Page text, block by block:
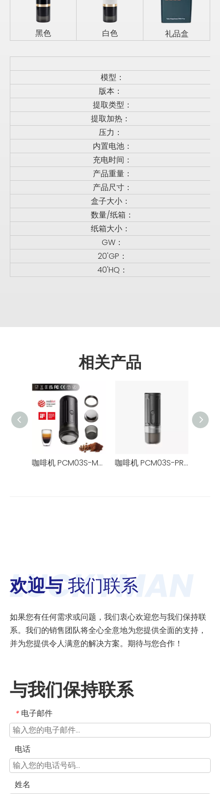
黑色 白色 礼品盒
模型：
版本：
提取类型：
提取加热：
压力：
内置电池：
充电时间：
产品重量：
产品尺寸：
盒子大小：
数量/纸箱：
纸箱大小：
GW：
20'GP：
40'HQ：
相关产品
咖啡机 PCM03S-MAX 咖啡机 PCM03S-PRO
欢迎与 我们联系
如果您有任何需求或问题，我们衷心欢迎您与我们保持联
系。我们的销售团队将全心全意地为您提供全面的支持，
并为您提供令人满意的解决方案。期待与您合作！
与我们保持联系
* 电子邮件
电话
姓名